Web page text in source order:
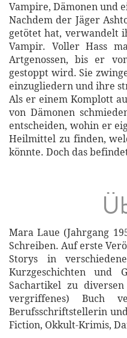
Vampire, Dämonen und
Nachdem der Jäger
getötet hat, verwandelt
Vampir. Voller Hass
Artgenossen, bis er
gestoppt wird. Sie
einzugliedern und ihre
Als er einem Komplott
von Dämonen
entscheiden, wohin er
Heilmittel zu finden,
könnte. Doch das
Mara Laue (Jahrgang
Schreiben. Auf erste
Storys in
Kurzgeschichten und
Sachartikel zu
vergriffenes) Buch
Berufsschriftstellerin
Fiction, Okkult-Krimis,